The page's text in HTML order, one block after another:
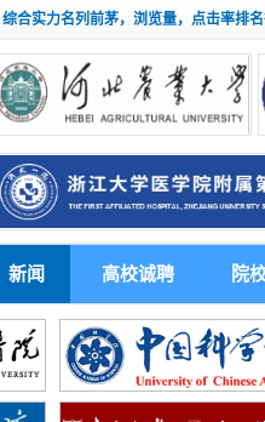
合实力名列前茅，浏览量，点击率排
新闻 高校诚聘 院